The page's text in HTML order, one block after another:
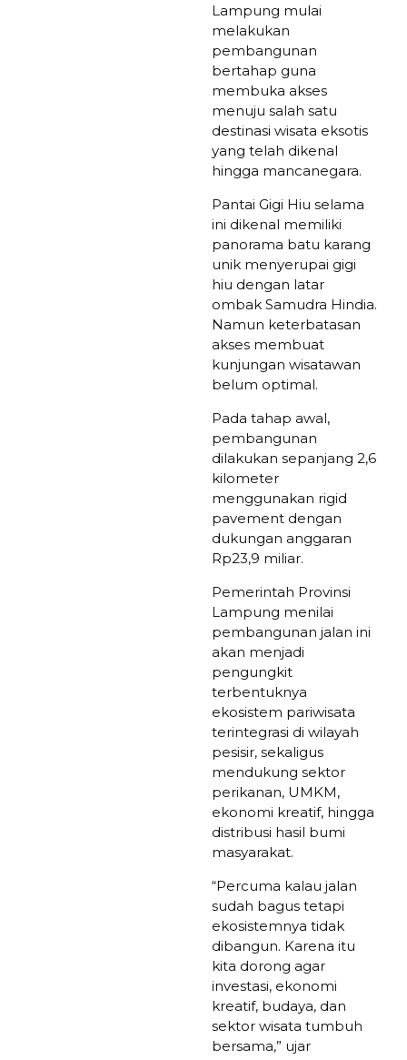
Lampung mulai
melakukan
pembangunan
bertahap guna
membuka akses
menuju salah satu
destinasi wisata eksotis
yang telah dikenal
hingga mancanegara.
Pantai Gigi Hiu selama
ini dikenal memiliki
panorama batu karang
unik menyerupai gigi
hiu dengan latar
ombak Samudra Hindia.
Namun keterbatasan
akses membuat
kunjungan wisatawan
belum optimal.
Pada tahap awal,
pembangunan
dilakukan sepanjang 2,6
kilometer
menggunakan rigid
pavement dengan
dukungan anggaran
Rp23,9 miliar.
Pemerintah Provinsi
Lampung menilai
pembangunan jalan ini
akan menjadi
pengungkit
terbentuknya
ekosistem pariwisata
terintegrasi di wilayah
pesisir, sekaligus
mendukung sektor
perikanan, UMKM,
ekonomi kreatif, hingga
distribusi hasil bumi
masyarakat.
“Percuma kalau jalan
sudah bagus tetapi
ekosistemnya tidak
dibangun. Karena itu
kita dorong agar
investasi, ekonomi
kreatif, budaya, dan
sektor wisata tumbuh
bersama,” ujar